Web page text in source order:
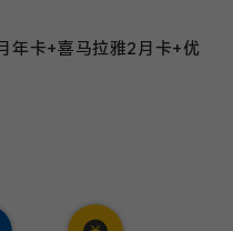
年卡+喜马拉雅2月卡+优